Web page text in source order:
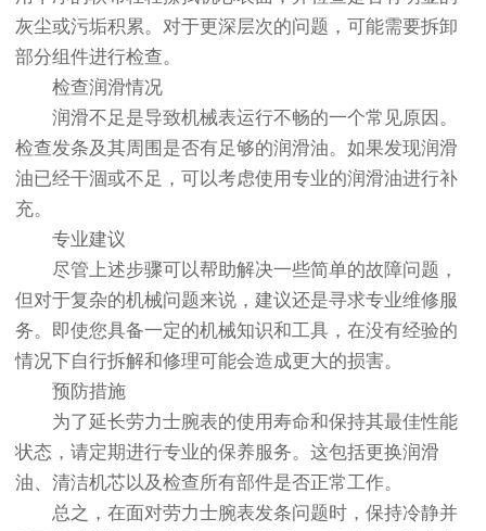
灰尘或污垢积累。对于更深层次的问题，可能需要拆卸
部分组件进行检查。
检查润滑情况
润滑不足是导致机械表运行不畅的一个常见原因。
检查发条及其周围是否有足够的润滑油。如果发现润滑
油已经干涸或不足，可以考虑使用专业的润滑油进行补
充。
专业建议
尽管上述步骤可以帮助解决一些简单的故障问题，
但对于复杂的机械问题来说，建议还是寻求专业维修服
务。即使您具备一定的机械知识和工具，在没有经验的
情况下自行拆解和修理可能会造成更大的损害。
预防措施
为了延长劳力士腕表的使用寿命和保持其最佳性能
状态，请定期进行专业的保养服务。这包括更换润滑
油、清洁机芯以及检查所有部件是否正常工作。
总之，在面对劳力士腕表发条问题时，保持冷静并